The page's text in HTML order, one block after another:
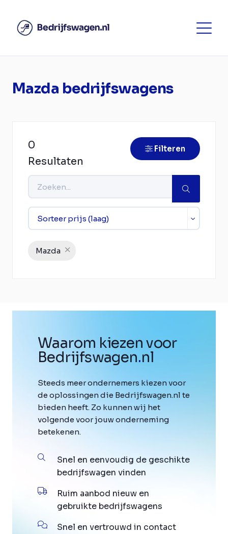
Mazda bedrijfswagens
0
Resultaten
Filteren
Mazda
Waarom kiezen voor
Bedrijfswagen.nl
Steeds meer ondernemers kiezen voor
de oplossingen die Bedrijfswagen.nl te
bieden heeft. Zo kunnen wij het
volgende voor jouw onderneming
betekenen.
Snel en eenvoudig de geschikte
bedrijfswagen vinden
Ruim aanbod nieuw en
gebruikte bedrijfswagens
Snel en vertrouwd in contact